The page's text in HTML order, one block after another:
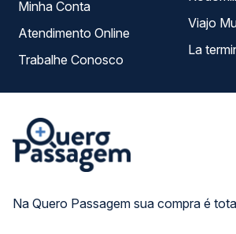
Na Quero Passagem sua compra é
Minha Conta
Atendimento Online
Trabalhe Conosco
Viajo